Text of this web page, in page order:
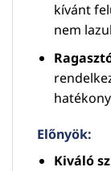
kívánt
nem
Előnyök:
Kiváló